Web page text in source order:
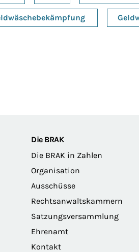
Die BRAK
Die BRAK in Zahlen
Organisation
Ausschüsse
Rechtsanwaltskammern
Satzungsversammlung
Ehrenamt
Kontakt